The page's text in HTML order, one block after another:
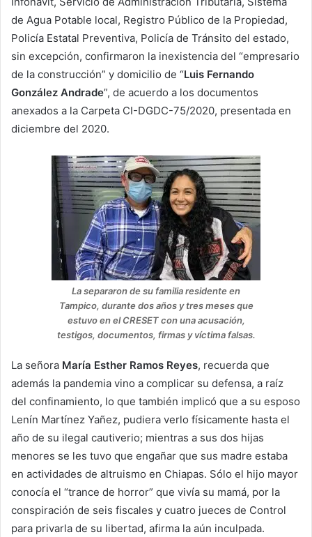
de Agua Potable local, Registro Público de la Propiedad,
Policía Estatal Preventiva, Policía de Tránsito del estado,
sin excepción, confirmaron la inexistencia del “empresario
de la construcción” y domicilio de “Luis Fernando
González Andrade”, de acuerdo a los documentos
anexados a la Carpeta CI-DGDC-75/2020, presentada en
diciembre del 2020.
La separaron de su familia residente en
Tampico, durante dos años y tres meses que
estuvo en el CRESET con una acusación,
testigos, documentos, firmas y víctima falsas.
La señora María Esther Ramos Reyes, recuerda que
además la pandemia vino a complicar su defensa, a raíz
del confinamiento, lo que también implicó que a su esposo
Lenín Martínez Yañez, pudiera verlo físicamente hasta el
año de su ilegal cautiverio; mientras a sus dos hijas
menores se les tuvo que engañar que sus madre estaba
en actividades de altruismo en Chiapas. Sólo el hijo mayor
conocía el “trance de horror” que vivía su mamá, por la
conspiración de seis fiscales y cuatro jueces de Control
para privarla de su libertad, afirma la aún inculpada.